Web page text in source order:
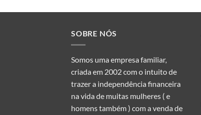
SOBRE NÓS
Somos uma empresa familiar,
criada em 2002 com o intuito de
trazer a independência financeira
na vida de muitas mulheres ( e
homens também ) com a venda de